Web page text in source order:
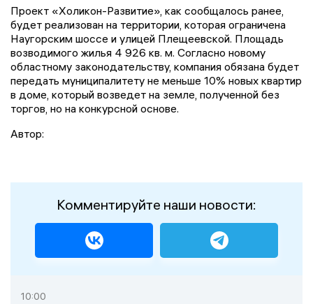
Проект «Холикон-Развитие», как сообщалось ранее,
будет реализован на территории, которая ограничена
Наугорским шоссе и улицей Плещеевской. Площадь
возводимого жилья 4 926 кв. м. Согласно новому
областному законодательству, компания обязана будет
передать муниципалитету не меньше 10% новых квартир
в доме, который возведет на земле, полученной без
торгов, но на конкурсной основе.
Автор:
Комментируйте наши новости:
10:00